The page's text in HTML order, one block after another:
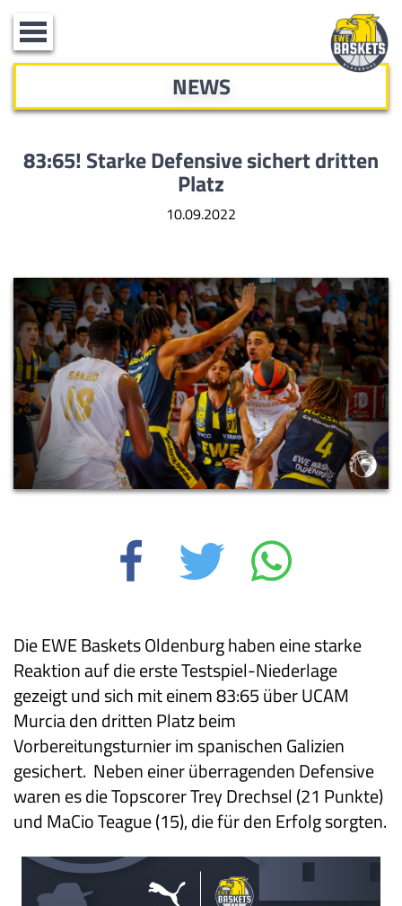
Toggle
navigation
NEWS
83:65! Starke Defensive sichert dritten
Platz
10.09.2022
Die EWE Baskets Oldenburg haben eine starke
Reaktion auf die erste Testspiel-Niederlage
gezeigt und sich mit einem 83:65 über UCAM
Murcia den dritten Platz beim
Vorbereitungsturnier im spanischen Galizien
gesichert. Neben einer überragenden Defensive
waren es die Topscorer Trey Drechsel (21 Punkte)
und MaCio Teague (15), die für den Erfolg sorgten.